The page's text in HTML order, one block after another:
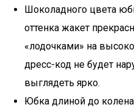
Шоколадного цвета
оттенка жакет
«лодочками» на
дресс-код не будет
выглядеть ярко.
Юбка длиной до